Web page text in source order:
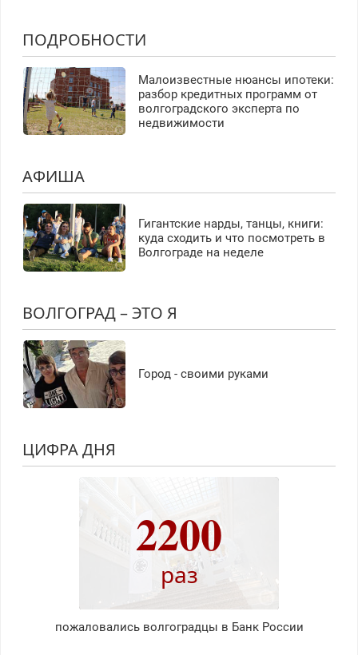
ПОДРОБНОСТИ
Малоизвестные нюансы ипотеки:
разбор кредитных программ от
волгоградского эксперта по
недвижимости
АФИША
Гигантские нарды, танцы, книги:
куда сходить и что посмотреть в
Волгограде на неделе
ВОЛГОГРАД – ЭТО Я
Город - своими руками
ЦИФРА ДНЯ
2200
раз
пожаловались волгоградцы в Банк России